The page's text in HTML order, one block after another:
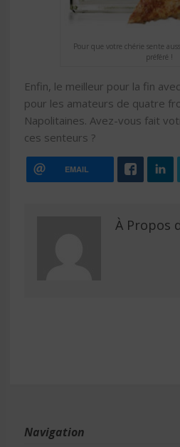
Pour que votre chérie sente
préféré !
Enfin, le meilleur pour la fin
pour les amateurs de quatre
Napolitaines. Avez-vous fait
ces senteurs ?
EMAIL
À Propos
Navigation